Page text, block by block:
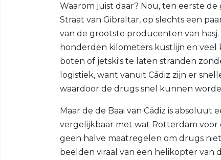
Waarom juist daar? Nou, ten eerste
Straat van Gibraltar, op slechts een
van de grootste producenten van
honderden kilometers kustlijn en veel
boten of jetski's te laten stranden
logistiek, want vanuit Cádiz zijn er
waardoor de drugs snel kunnen
Maar de de Baai van Cádiz is
vergelijkbaar met wat Rotterdam voor
geen halve maatregelen om drugs
beelden viraal van een helikopter van